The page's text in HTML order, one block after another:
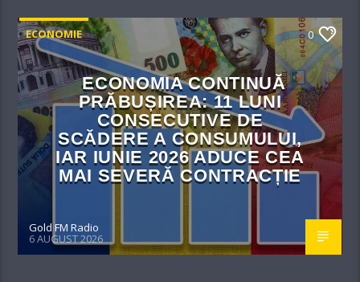
ECONOMIE 0
ECONOMIA CONTINUĂ
PRĂBUȘIREA: 11 LUNI
CONSECUTIVE DE
SCĂDERE A CONSUMULUI,
IAR IUNIE 2026 ADUCE CEA
MAI SEVERĂ CONTRACȚIE
Gold FM Radio
6 AUGUST 2026